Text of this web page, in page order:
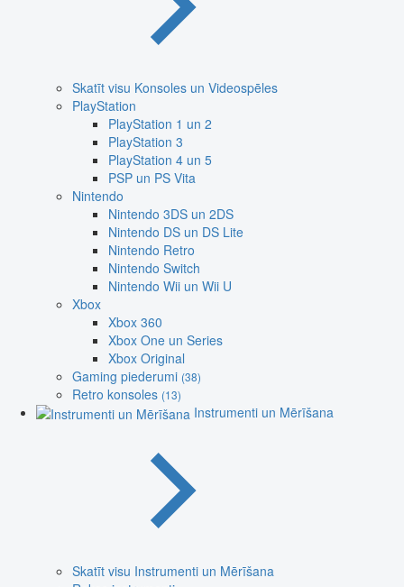
Skatīt visu Konsoles un Videospēles
PlayStation
PlayStation 1 un 2
PlayStation 3
PlayStation 4 un 5
PSP un PS Vita
Nintendo
Nintendo 3DS un 2DS
Nintendo DS un DS Lite
Nintendo Retro
Nintendo Switch
Nintendo Wii un Wii U
Xbox
Xbox 360
Xbox One un Series
Xbox Original
Gaming piederumi (38)
Retro konsoles (13)
Instrumenti un Mērīšana
Skatīt visu Instrumenti un Mērīšana